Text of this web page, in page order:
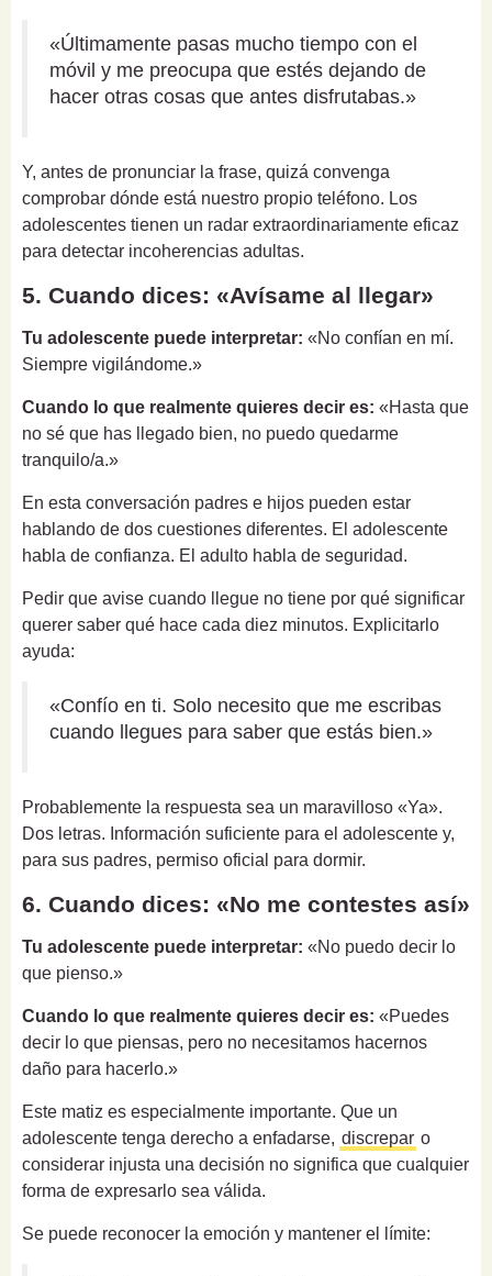
«Últimamente pasas mucho tiempo con el
móvil y me preocupa que estés dejando de
hacer otras cosas que antes disfrutabas.»
Y, antes de pronunciar la frase, quizá convenga
comprobar dónde está nuestro propio teléfono. Los
adolescentes tienen un radar extraordinariamente eficaz
para detectar incoherencias adultas.
5. Cuando dices: «Avísame al llegar»
Tu adolescente puede interpretar: «No confían en mí.
Siempre vigilándome.»
Cuando lo que realmente quieres decir es: «Hasta que
no sé que has llegado bien, no puedo quedarme
tranquilo/a.»
En esta conversación padres e hijos pueden estar
hablando de dos cuestiones diferentes. El adolescente
habla de confianza. El adulto habla de seguridad.
Pedir que avise cuando llegue no tiene por qué significar
querer saber qué hace cada diez minutos. Explicitarlo
ayuda:
«Confío en ti. Solo necesito que me escribas
cuando llegues para saber que estás bien.»
Probablemente la respuesta sea un maravilloso «Ya».
Dos letras. Información suficiente para el adolescente y,
para sus padres, permiso oficial para dormir.
6. Cuando dices: «No me contestes así»
Tu adolescente puede interpretar: «No puedo decir lo
que pienso.»
Cuando lo que realmente quieres decir es: «Puedes
decir lo que piensas, pero no necesitamos hacernos
daño para hacerlo.»
Este matiz es especialmente importante. Que un
adolescente tenga derecho a enfadarse, discrepar o
considerar injusta una decisión no significa que cualquier
forma de expresarlo sea válida.
Se puede reconocer la emoción y mantener el límite: